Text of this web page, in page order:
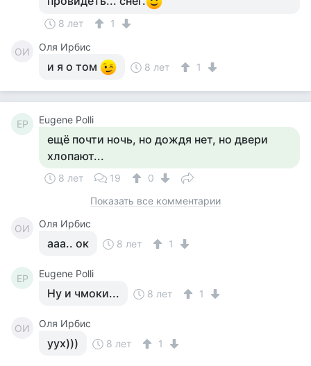
8 лет 1
ОИ Оля Ирбис
и я о том 8 лет 1
EP Eugene Polli
ещё почти ночь, но дождя нет, но двери
хлопают...
8 лет 19
0
Показать все комментарии
ОИ Оля Ирбис
ааа.. ок 8 лет 1
EP Eugene Polli
Ну и чмоки... 8 лет 1
ОИ Оля Ирбис
уух))) 8 лет 1